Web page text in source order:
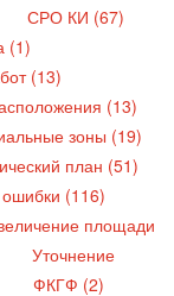
СРО КИ (67)
(1)
(13)
(13)
зоны (19)
план (51)
(116)
площади
Уточнение
ФКГФ (2)